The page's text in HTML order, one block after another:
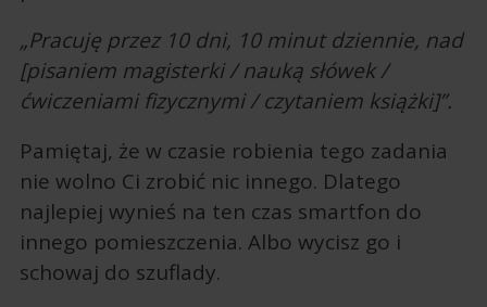
„Pracuję przez 10 dni, 10 minut dziennie, nad
[pisaniem magisterki / nauką słówek /
ćwiczeniami fizycznymi / czytaniem książki]”.
Pamiętaj, że w czasie robienia tego zadania
nie wolno Ci zrobić nic innego. Dlatego
najlepiej wynieś na ten czas smartfon do
innego pomieszczenia. Albo wycisz go i
schowaj do szuflady.